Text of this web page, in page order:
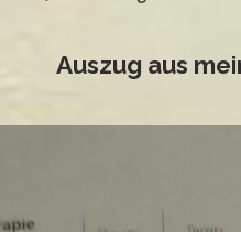
Auszug aus